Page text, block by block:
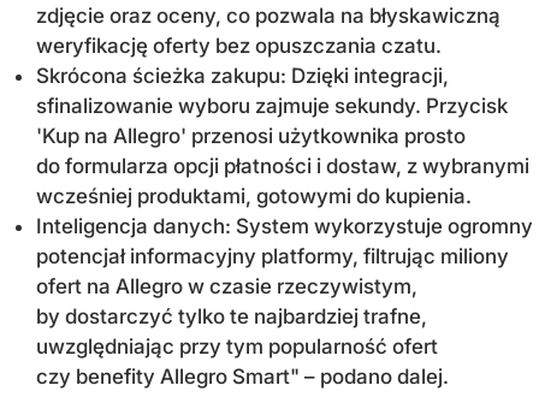
zdjęcie oraz oceny, co pozwala na błyskawiczną
weryfikację oferty bez opuszczania czatu.
Skrócona ścieżka zakupu: Dzięki integracji,
sfinalizowanie wyboru zajmuje sekundy. Przycisk
'Kup na Allegro' przenosi użytkownika prosto
do formularza opcji płatności i dostaw, z wybranymi
wcześniej produktami, gotowymi do kupienia.
Inteligencja danych: System wykorzystuje ogromny
potencjał informacyjny platformy, filtrując miliony
ofert na Allegro w czasie rzeczywistym,
by dostarczyć tylko te najbardziej trafne,
uwzględniając przy tym popularność ofert
czy benefity Allegro Smart" – podano dalej.